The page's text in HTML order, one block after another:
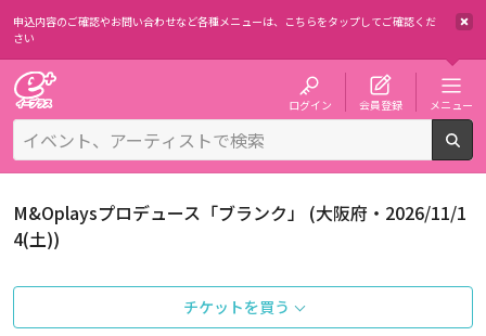
申込内容のご確認やお問い合わせなど各種メニューは、 こちらをタップしてご確認くだ
さい
ログイン 会員登録 メニュー
M&Oplaysプロデュース「ブランク」 (大阪府・2026/11/1
4(土))
チケットを買う